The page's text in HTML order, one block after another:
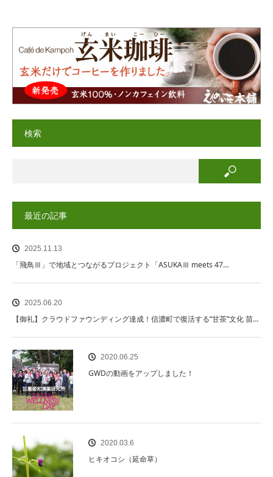
検索
最近の記事
2025.11.13
「飛鳥Ⅲ」で地域とつながるプロジェクト「ASUKAⅢ meets 47…
2025.06.20
【御礼】クラウドファウンディング達成！信濃町で復活する“甘茶”文化 苗…
2020.06.25
GWDの動画をアップしました！
2020.03.6
ヒキオコシ（延命草）